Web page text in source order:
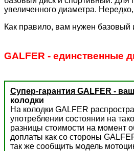
увеличенного диаметра.
Как правило, вам нужен базовый
GALFER - единственные
Супер-гарантия GALFER -
колодки
На колодки GALFER
употреблении состоянии на
разницы стоимости на момент
доплаты как со стороны
так же сообщить модель